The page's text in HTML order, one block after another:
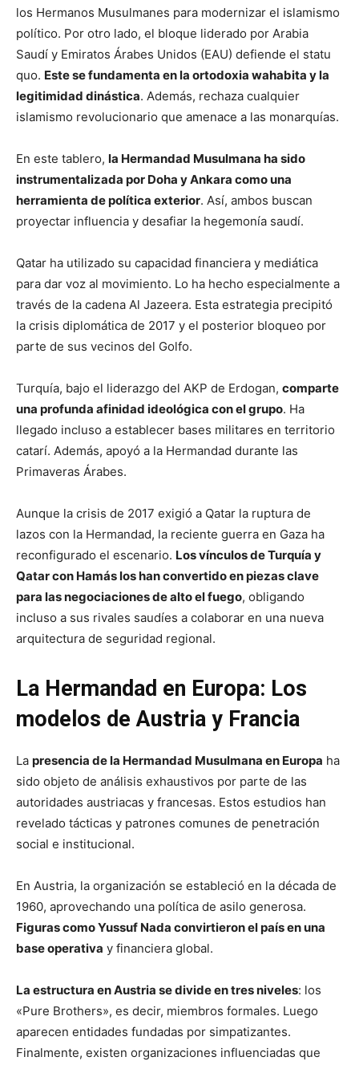
los Hermanos Musulmanes para modernizar el islamismo
político. Por otro lado, el bloque liderado por Arabia
Saudí y Emiratos Árabes Unidos (EAU) defiende el statu
quo. Este se fundamenta en la ortodoxia wahabita y la
legitimidad dinástica. Además, rechaza cualquier
islamismo revolucionario que amenace a las monarquías.
En este tablero, la Hermandad Musulmana ha sido
instrumentalizada por Doha y Ankara como una
herramienta de política exterior. Así, ambos buscan
proyectar influencia y desafiar la hegemonía saudí.
Qatar ha utilizado su capacidad financiera y mediática
para dar voz al movimiento. Lo ha hecho especialmente a
través de la cadena Al Jazeera. Esta estrategia precipitó
la crisis diplomática de 2017 y el posterior bloqueo por
parte de sus vecinos del Golfo.
Turquía, bajo el liderazgo del AKP de Erdogan, comparte
una profunda afinidad ideológica con el grupo. Ha
llegado incluso a establecer bases militares en territorio
catarí. Además, apoyó a la Hermandad durante las
Primaveras Árabes.
Aunque la crisis de 2017 exigió a Qatar la ruptura de
lazos con la Hermandad, la reciente guerra en Gaza ha
reconfigurado el escenario. Los vínculos de Turquía y
Qatar con Hamás los han convertido en piezas clave
para las negociaciones de alto el fuego, obligando
incluso a sus rivales saudíes a colaborar en una nueva
arquitectura de seguridad regional.
La Hermandad en Europa: Los
modelos de Austria y Francia
La presencia de la Hermandad Musulmana en Europa ha
sido objeto de análisis exhaustivos por parte de las
autoridades austriacas y francesas. Estos estudios han
revelado tácticas y patrones comunes de penetración
social e institucional.
En Austria, la organización se estableció en la década de
1960, aprovechando una política de asilo generosa.
Figuras como Yussuf Nada convirtieron el país en una
base operativa y financiera global.
La estructura en Austria se divide en tres niveles: los
«Pure Brothers», es decir, miembros formales. Luego
aparecen entidades fundadas por simpatizantes.
Finalmente, existen organizaciones influenciadas que